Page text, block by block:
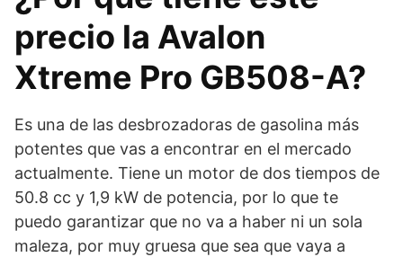
precio la Avalon
Xtreme Pro GB508-A?
Es una de las desbrozadoras de gasolina más
potentes que vas a encontrar en el mercado
actualmente. Tiene un motor de dos tiempos de
50.8 cc y 1,9 kW de potencia, por lo que te
puedo garantizar que no va a haber ni un sola
maleza, por muy gruesa que sea que vaya a